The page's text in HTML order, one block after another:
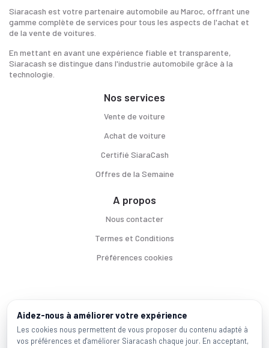
Siaracash est votre partenaire automobile au Maroc, offrant une
gamme complète de services pour tous les aspects de l'achat et
de la vente de voitures.
En mettant en avant une expérience fiable et transparente,
Siaracash se distingue dans l'industrie automobile grâce à la
technologie.
Nos services
Vente de voiture
Achat de voiture
Certifié SiaraCash
Offres de la Semaine
A propos
Nous contacter
Termes et Conditions
Préférences cookies
Voitures par ville
Casablanca | | Mohammadia |Salé | |
Marques populaires
Aidez-nous à améliorer votre expérience
Les cookies nous permettent de vous proposer du contenu adapté à
vos préférences et d'améliorer Siaracash chaque jour. En acceptant,